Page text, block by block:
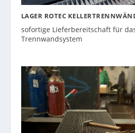
LAGER ROTEC
sofortige Lieferbereitschaft für
Trennwandsystem